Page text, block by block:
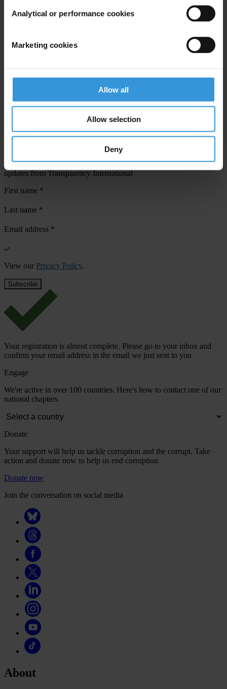
Analytical or performance cookies
Marketing cookies
Allow all
Allow selection
Deny
View our Privacy Policy
Your registration is almost complete. Please go to your inbox and
confirm your email address in the email we just sent to you
SHARE OUR VISION
Subscribe to our weekly newsletter to get the latest news and
updates from Transparency International
First name *
Last name *
Email address *
View our Privacy Policy.
Your registration is almost complete. Please go to your inbox and
confirm your email address in the email we just sent to you
Engage
We're active in over 100 countries. Here's how to contact one of our
national chapters
Donate
Your support will help us tackle corruption and the corrupt. Take
action and donate now to help us end corruption
Donate now
Join the conversation on social media
About